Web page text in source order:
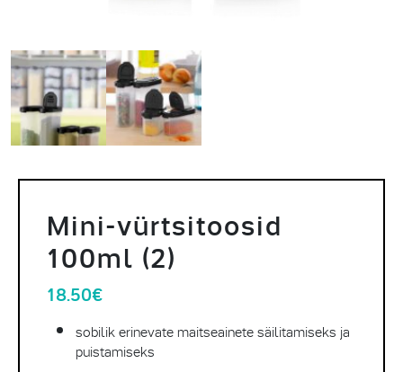
Mini-vürtsitoosid
100ml (2)
18.50€
sobilik erinevate maitseainete säilitamiseks ja
puistamiseks